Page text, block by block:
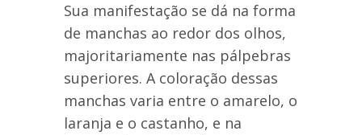
Sua manifestação se dá na forma
de manchas ao redor dos olhos,
majoritariamente nas pálpebras
superiores. A coloração dessas
manchas varia entre o amarelo, o
laranja e o castanho, e na